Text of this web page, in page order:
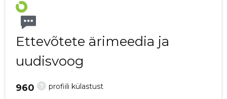
Ettevõtete ärimeedia ja
uudisvoog
? profiili külastust
960